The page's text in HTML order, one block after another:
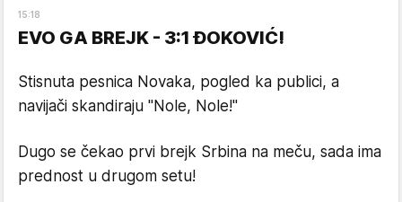
15:18
EVO GA BREJK - 3:1 ĐOKOVIĆ!
Stisnuta pesnica Novaka, pogled ka publici, a
navijači skandiraju "Nole, Nole!"
Dugo se čekao prvi brejk Srbina na meču, sada ima
prednost u drugom setu!